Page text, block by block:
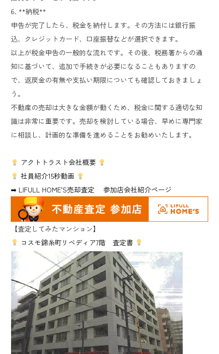
6. **納税**
申告が完了したら、税金を納付します。その方法には銀行振
込、クレジットカード、口座振替などが選択できます。
以上が税金申告の一般的な流れです。その後、税務署からの通
知に基づいて、追加で手続きが必要になることもありますの
で、返戻金の有無や支払い期限についても確認しておきましょ
う。
不動産の売却は大きな金額が動くため、税金に関する適切な知
識は非常に重要です。売却を検討している場合、早めに専門家
に相談し、計画的な準備を進めることをお勧めいたします。
アクトトラスト会社概要
社員紹介15秒動画
➡ LIFULL HOME'S売却査定 参加店会社紹介ページ
【査定してみたマンション】
コスモ錦糸町リベディア7階 査定書